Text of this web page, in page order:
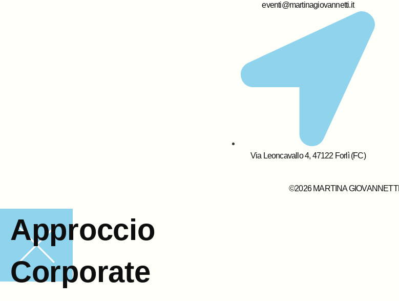
eventi@martinagiovannetti.it
Via Leoncavallo 4, 47122 Forlì (FC)
©2026 MARTINA GIOVANNETTI
Approccio
Corporate